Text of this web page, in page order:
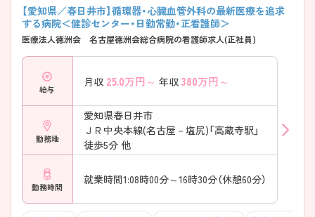
【愛知県／春日井市】循環器・心臓血管外科の最新医療を追求
する病院＜健診センター・日勤常勤・正看護師＞
医療法人徳洲会 名古屋徳洲会総合病院の看護師求人(正社員)
給与
月収 25.0万円～ 年収 380万円～
勤務地
愛知県春日井市
ＪＲ中央本線(名古屋－塩尻)「高蔵寺駅」
徒歩5分 他
勤務時間
就業時間1:08時00分～16時30分（休憩60分）